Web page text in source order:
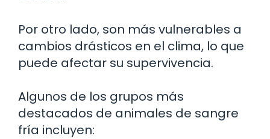
Por otro lado, son más vulnerables a
cambios drásticos en el clima, lo que
puede afectar su supervivencia.
Algunos de los grupos más
destacados de animales de sangre
fría incluyen: